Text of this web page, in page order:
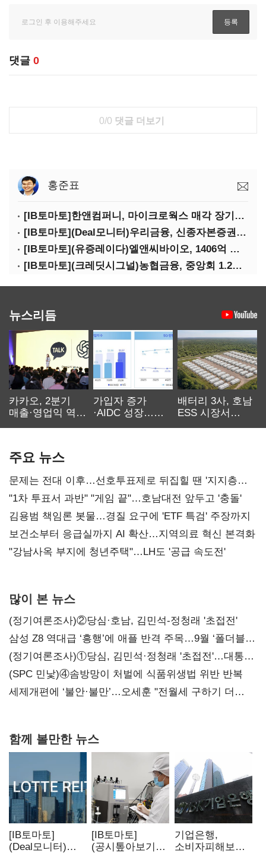
댓글 0
0/0 댓글 더보기
홍준표
[IB토마토]한앤컴퍼니, 마이크로웍스 매각 장기화 대비…배당 회수판 깔았다
[IB토마토](Deal모니터)우리금융, 신종자본증권 발행했지만 차환금리 '부담'
[IB토마토](유증레이다)엘앤씨바이오, 1406억 유증…최대주주는 절반만 청약
[IB토마토](크레딧시그널)농협금융, 중앙회 1.2조 지원받아 생산적금융 확대
뉴스리듬
카카오, 2분기
매출·영업익 역대
가입자 증가
·AIDC 성장…
배터리 3사, 호남
ESS 시장서
주요 뉴스
문제는 전대 이후…선호투표제로 뒤집힐 땐 '지지층
불복'
"1차 투표서 과반" "게임 끝"…호남대전 앞두고 '충돌'
김용범 책임론 봇물…경질 요구에 'ETF 특검' 주장까지
보건소부터 응급실까지 AI 확산…지역의료 혁신 본격화
"강남사옥 부지에 청년주택"…LH도 '공급 속도전'
많이 본 뉴스
(정기여론조사)②당심·호남, 김민석-정청래 '초접전'
삼성 Z8 역대급 ‘흥행’에 애플 반격 주목…9월 ‘폴더블
대전’
(정기여론조사)①당심, 김민석·정청래 '초접전'…대통령
지지도 '50% 아래로'(종합)
(SPC 민낯)④솜방망이 처벌에 식품위생법 위반 반복
세제개편에 ‘불안·불만’…오세훈 "전월세 구하기 더
함께 볼만한 뉴스
[IB토마토]
(Deal모니터)
[IB토마토]
(공시톺아보기)
기업은행,
소비자피해보상